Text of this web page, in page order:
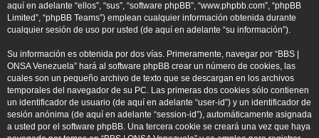
aquí en adelante “ellos”, “sus”, “software phpBB”, “www.phpbb.com”, “phpBB
Limited”, “phpBB Teams”) emplean cualquier información obtenida durante
cualquier sesión de uso por usted (de aquí en adelante “su información”).
Su información es obtenida por dos vías. Primeramente, navegar por “BBS |
ONSA Venezuela” hará al software phpBB crear un número de cookies, las
cuales son un pequeño archivo de texto que se descargan en los archivos
temporales del navegador de su PC. Las primeras dos cookies sólo contienen
un identificador de usuario (de aquí en adelante “user-id”) y un identificador de
sesión anónima (de aquí en adelante “session-id”), automáticamente asignada
a usted por el software phpBB. Una tercera cookie se creará una vez que haya